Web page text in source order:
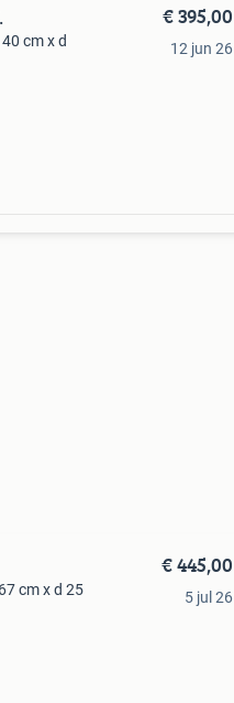
cm x d
€ 395,00
12 jun 26
cm x d 25
€ 445,00
5 jul 26